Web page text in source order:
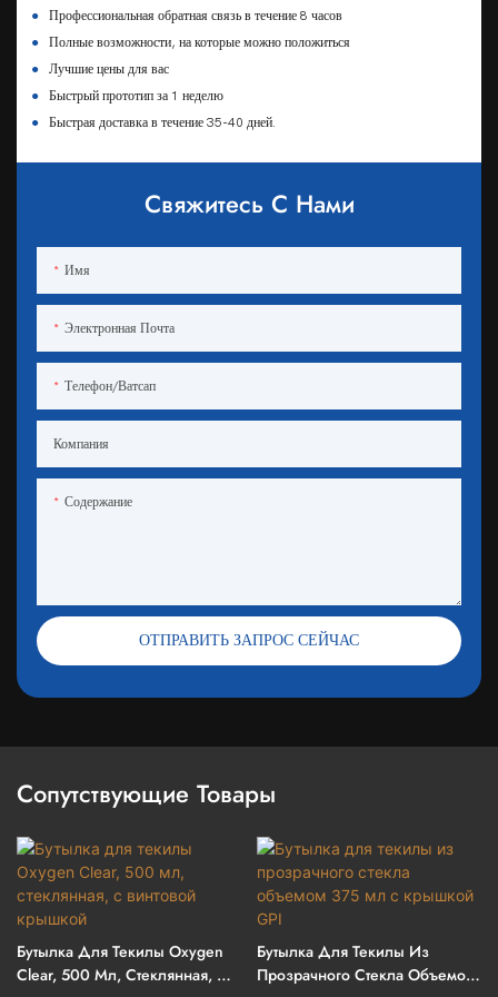
●
Профессиональная обратная связь в течение 8 часов
●
Полные возможности, на которые можно положиться
●
Лучшие цены для вас
●
Быстрый прототип за 1 неделю
●
Быстрая доставка в течение 35-40 дней.
Свяжитесь С Нами
Имя
Электронная Почта
Телефон/ватсап
Компания
Содержание
ОТПРАВИТЬ ЗАПРОС СЕЙЧАС
Сопутствующие Товары
Бутылка Для Текилы Oxygen
Clear, 500 Мл, Стеклянная, С
Бутылка Для Текилы Из
Прозрачного Стекла Объемом